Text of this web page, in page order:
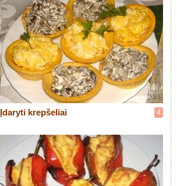
Įdaryti krepšeliai 4